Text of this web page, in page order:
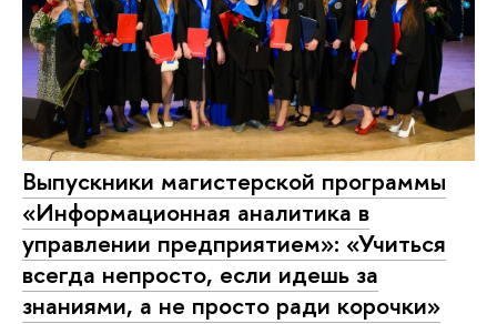
Выпускники магистерской программы
«Информационная аналитика в
управлении предприятием»: «Учиться
всегда непросто, если идешь за
знаниями, а не просто ради корочки»